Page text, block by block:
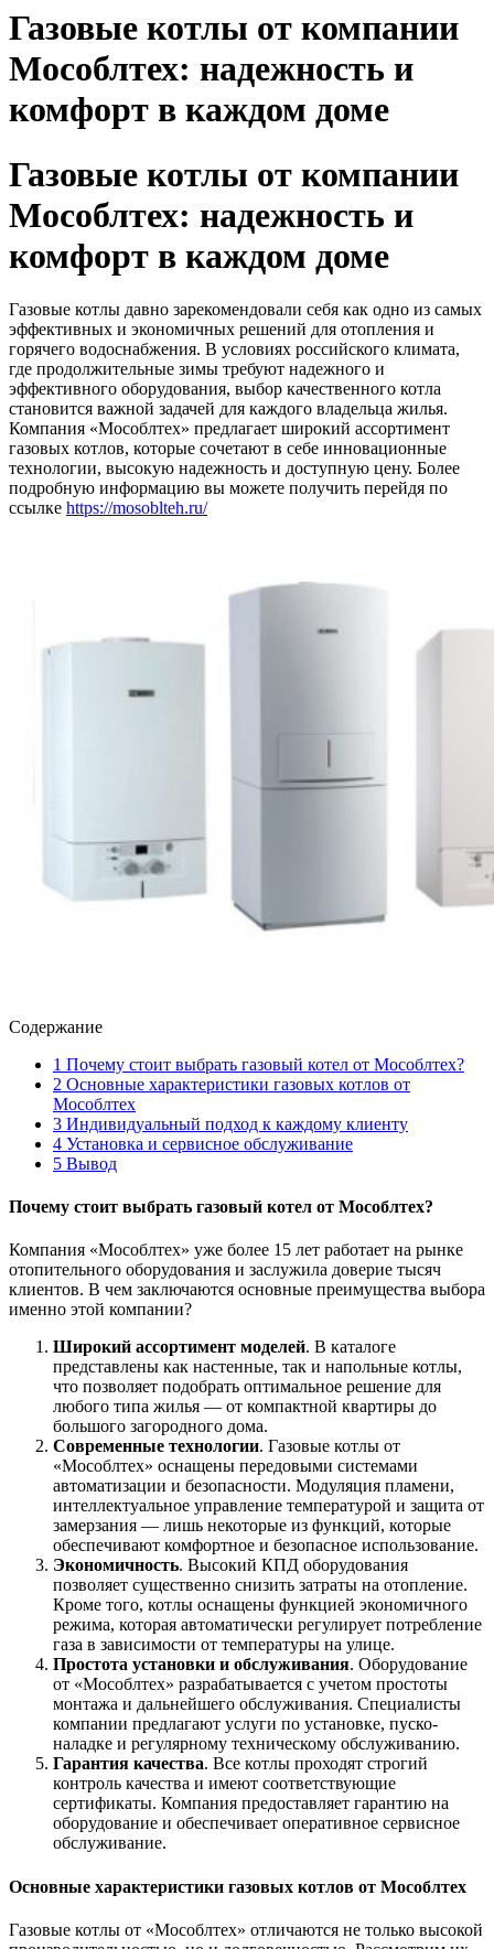
Газовые котлы от компании
Мособлтех: надежность и
комфорт в каждом доме
Газовые котлы от компании
Мособлтех: надежность и
комфорт в каждом доме
Газовые котлы давно зарекомендовали себя как одно из самых
эффективных и экономичных решений для отопления и
горячего водоснабжения. В условиях российского климата,
где продолжительные зимы требуют надежного и
эффективного оборудования, выбор качественного котла
становится важной задачей для каждого владельца жилья.
Компания «Мособлтех» предлагает широкий ассортимент
газовых котлов, которые сочетают в себе инновационные
технологии, высокую надежность и доступную цену. Более
подробную информацию вы можете получить перейдя по
ссылке https://mosoblteh.ru/
Содержание
1 Почему стоит выбрать газовый котел от Мособлтех?
2 Основные характеристики газовых котлов от
Мособлтех
3 Индивидуальный подход к каждому клиенту
4 Установка и сервисное обслуживание
5 Вывод
Почему стоит выбрать газовый котел от Мособлтех?
Компания «Мособлтех» уже более 15 лет работает на рынке
отопительного оборудования и заслужила доверие тысяч
клиентов. В чем заключаются основные преимущества выбора
именно этой компании?
Широкий ассортимент моделей. В каталоге
представлены как настенные, так и напольные котлы,
что позволяет подобрать оптимальное решение для
любого типа жилья — от компактной квартиры до
большого загородного дома.
Современные технологии. Газовые котлы от
«Мособлтех» оснащены передовыми системами
автоматизации и безопасности. Модуляция пламени,
интеллектуальное управление температурой и защита от
замерзания — лишь некоторые из функций, которые
обеспечивают комфортное и безопасное использование.
Экономичность. Высокий КПД оборудования
позволяет существенно снизить затраты на отопление.
Кроме того, котлы оснащены функцией экономичного
режима, которая автоматически регулирует потребление
газа в зависимости от температуры на улице.
Простота установки и обслуживания. Оборудование
от «Мособлтех» разрабатывается с учетом простоты
монтажа и дальнейшего обслуживания. Специалисты
компании предлагают услуги по установке, пуско-
наладке и регулярному техническому обслуживанию.
Гарантия качества. Все котлы проходят строгий
контроль качества и имеют соответствующие
сертификаты. Компания предоставляет гарантию на
оборудование и обеспечивает оперативное сервисное
обслуживание.
Основные характеристики газовых котлов от Мособлтех
Газовые котлы от «Мособлтех» отличаются не только высокой